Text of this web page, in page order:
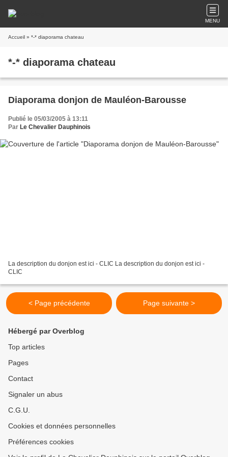
MENU
Accueil » *-* diaporama chateau
*-* diaporama chateau
Diaporama donjon de Mauléon-Barousse
Publié le 05/03/2005 à 13:11
Par Le Chevalier Dauphinois
La description du donjon est ici - CLIC La description du donjon est ici -
CLIC
< Page précédente Page suivante >
Hébergé par Overblog
Top articles
Pages
Contact
Signaler un abus
C.G.U.
Cookies et données personnelles
Préférences cookies